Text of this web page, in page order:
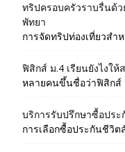
ทริปครอบครัวราบรื่นด้ว
พัทยา
การจัดทริปท่องเที่ยวส
ฟิสิกส์ ม.4 เรียนยังไงให้
หลายคนขึ้นชื่อว่าฟิสิกส์
บริการรับปรึกษาซื้อประ
การเลือกซื้อประกันชีวิต